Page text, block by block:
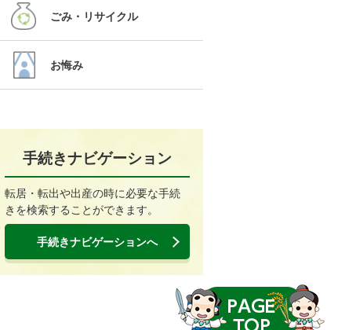
ごみ・リサイクル
お悔み
手続きナビゲーション
転居・転出や出産の時に必要な手続
きを検索することができます。
手続きナビゲーションへ